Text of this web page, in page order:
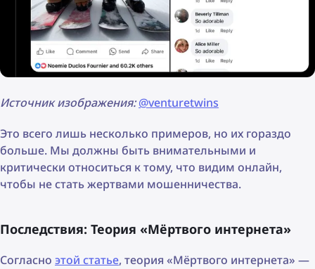
Источник изображения:@venturetwins
Это всего лишь несколько примеров, но их гораздо
больше. Мы должны быть внимательными и
критически относиться к тому, что видим онлайн,
чтобы не стать жертвами мошенничества.
Последствия: Теория «Мёртвого интернета»
Согласно этой статье, теория «Мёртвого интернета» —